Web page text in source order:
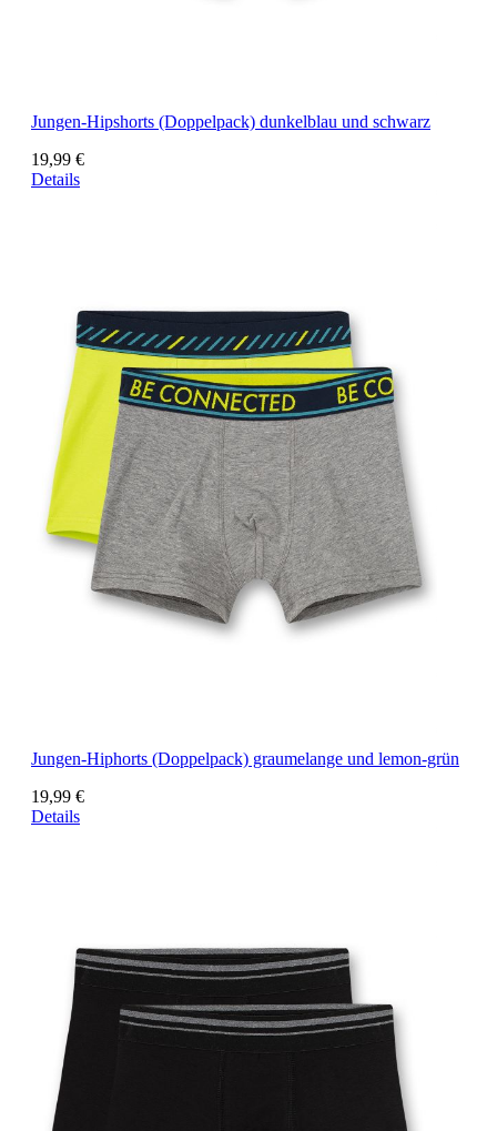
Jungen-Hipshorts (Doppelpack) dunkelblau und schwarz
19,99 €
Details
Jungen-Hiphorts (Doppelpack) graumelange und lemon-grün
19,99 €
Details